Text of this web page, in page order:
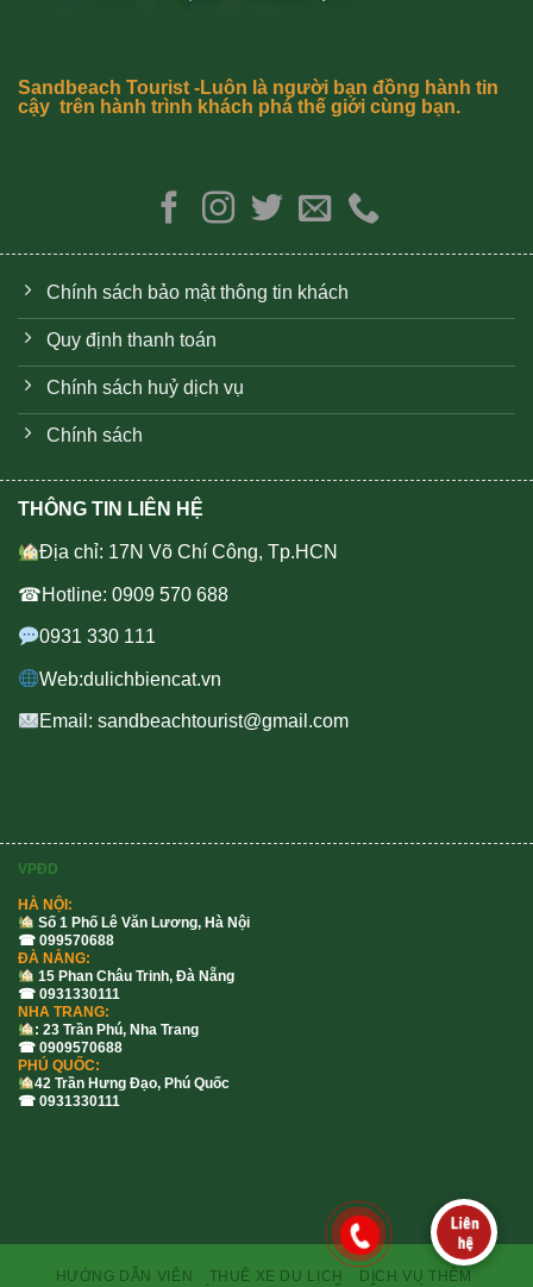
Sandbeach Tourist -Luôn là người bạn đồng hành tin
cậy trên hành trình khách phá thế giới cùng bạn.
Chính sách bảo mật thông tin khách
Quy định thanh toán
Chính sách huỷ dịch vụ
Chính sách
THÔNG TIN LIÊN HỆ
Địa chỉ: 17N Võ Chí Công, Tp.HCN
☎Hotline: 0909 570 688
0931 330 111
Web:dulichbiencat.vn
Email: sandbeachtourist@gmail.com
VPĐD
HÀ NỘI:
Số 1 Phố Lê Văn Lương, Hà Nội
☎ 099570688
ĐÀ NẴNG:
15 Phan Châu Trinh, Đà Nẵng
☎ 0931330111
NHA TRANG:
: 23 Trần Phú, Nha Trang
☎ 0909570688
PHÚ QUỐC:
42 Trần Hưng Đạo, Phú Quốc
☎ 0931330111
HƯỚNG DẪN VIÊN THUÊ XE DU LỊCH
DỊCH VỤ THÊM